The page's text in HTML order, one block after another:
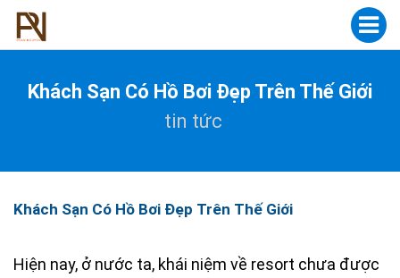
Khách Sạn Có Hồ Bơi Đẹp Trên Thế Giới
tin tức
Khách Sạn Có Hồ Bơi Đẹp Trên Thế Giới
Hiện nay, ở nước ta, khái niệm về resort chưa được